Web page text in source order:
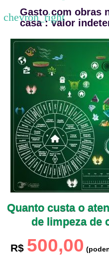
Gasto com obras
casa : valor
Quanto custa o
de limpeza de
R$ 500,00